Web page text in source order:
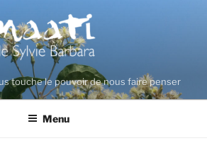
touche le pouvoir de nous faire penser
Menu